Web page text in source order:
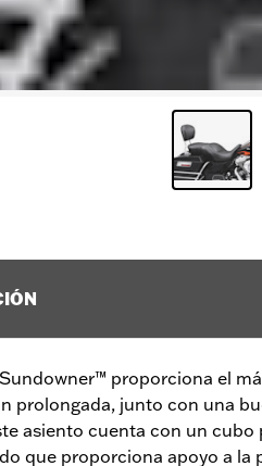
proporciona el
prolongada, junto con una
asiento cuenta con un cubo
que proporciona apoyo a la